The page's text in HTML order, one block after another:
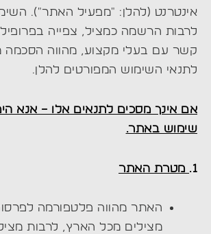
אינטרנט (להלן: "מפעיל האתר").
לרבות הרשמה כמציל, צפייה
קשר עם בעלי מקצוע, מהווה הסכמה
לתנאי השימוש המפורטים להלן.
אם אינך מסכים לתנאים אלו – אנא
שימוש באתר.
1. מטרת האתר
האתר מהווה פלטפורמה
מצילים מכל הארץ, לרבות